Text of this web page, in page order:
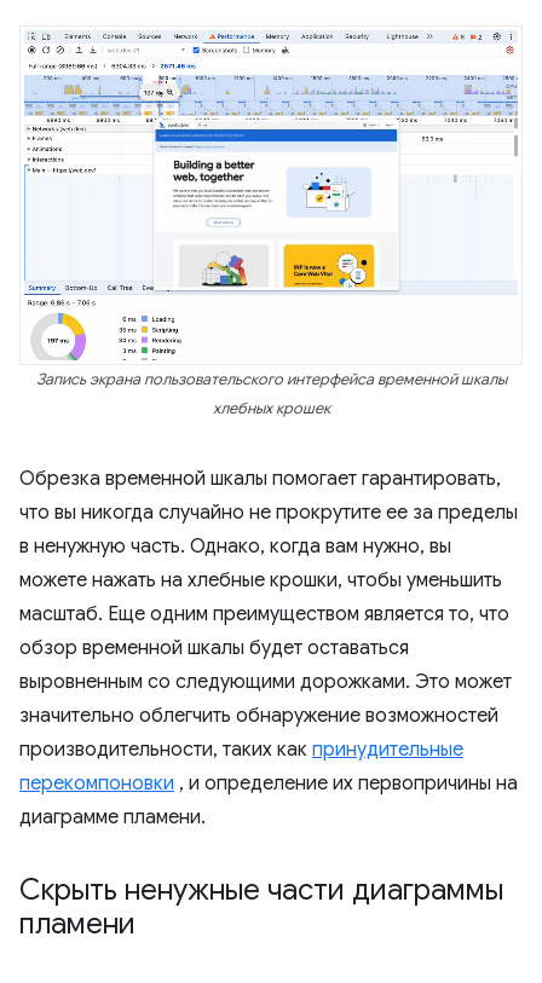
Запись экрана пользовательского интерфейса временной шкалы
хлебных крошек
Обрезка временной шкалы помогает гарантировать,
что вы никогда случайно не прокрутите ее за пределы
в ненужную часть. Однако, когда вам нужно, вы
можете нажать на хлебные крошки, чтобы уменьшить
масштаб. Еще одним преимуществом является то, что
обзор временной шкалы будет оставаться
выровненным со следующими дорожками. Это может
значительно облегчить обнаружение возможностей
производительности, таких как принудительные
перекомпоновки , и определение их первопричины на
диаграмме пламени.
Скрыть ненужные части диаграммы
пламени